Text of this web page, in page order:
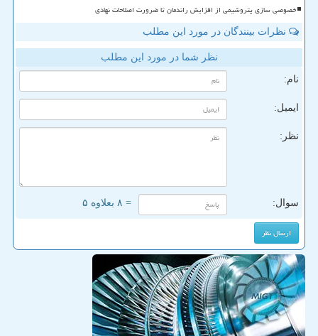
خصوصی سازی پتروشیمی از افزایش راندمان تا ضرورت اصلاحات نهادی
نظرات بینندگان در مورد این مطلب
نظر شما در مورد این مطلب
نام:
ایمیل:
نظر:
سوال: = ۸ بعلاوه ۵